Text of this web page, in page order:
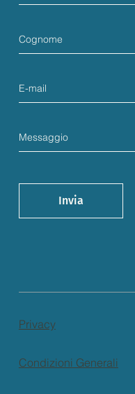
Privacy
Invia
Condizioni Generali